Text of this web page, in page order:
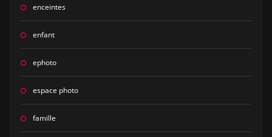
enceintes
enfant
ephoto
espace photo
famille